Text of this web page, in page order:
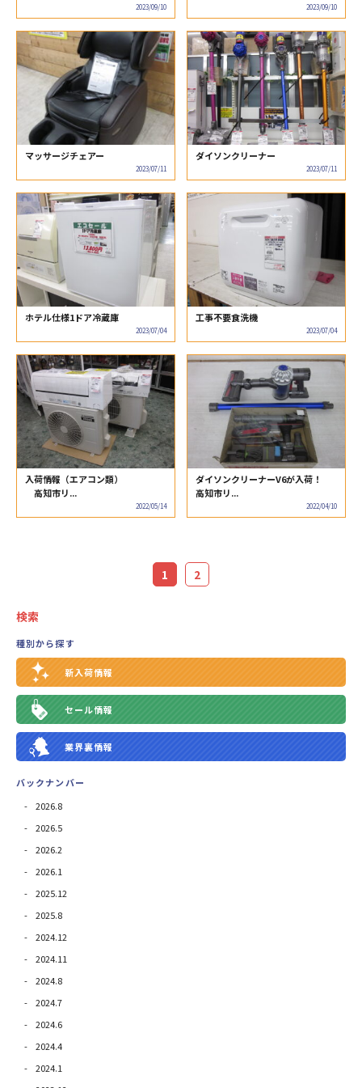
2023/09/10 2023/09/10
マッサージチェアー
2023/07/11
ダイソンクリーナー
2023/07/11
ホテル仕様1ドア冷蔵庫
2023/07/04
工事不要食洗機
2023/07/04
入荷情報（エアコン類）
高知市リ...
2022/05/14
ダイソンクリーナーV6が入荷！
高知市リ...
2022/04/10
1 2
検索
種別から探す
新入荷情報
セール情報
業界裏情報
バックナンバー
2026.8
2026.5
2026.2
2026.1
2025.12
2025.8
2024.12
2024.11
2024.8
2024.7
2024.6
2024.4
2024.1